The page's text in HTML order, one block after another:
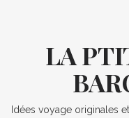
LA
Idées voyage originales